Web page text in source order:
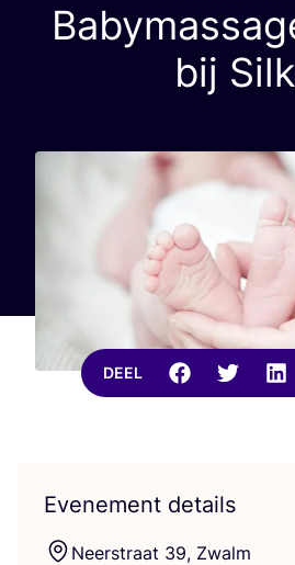
bij
DEEL
Evenement details
Neer­straat 39, Zwalm